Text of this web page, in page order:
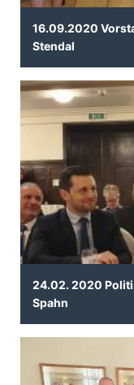
16.09.2020
Stendal
24.02. 2020
Spahn